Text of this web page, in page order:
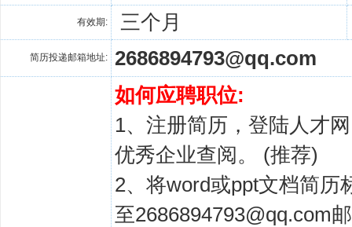
有效期: 三个月
简历投递邮箱地址:
2686894793@qq.com
如何应聘职位:
1、注册简历， 登陆人才网
优秀企业查阅。 (推荐)
2、将word或ppt文档简历
至2686894793@qq.com